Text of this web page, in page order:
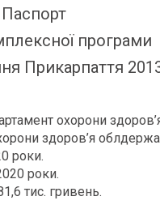
Паспорт
програми
Прикарпаття
охорони
здоров’я
роки.
роки.
тис. гривень.